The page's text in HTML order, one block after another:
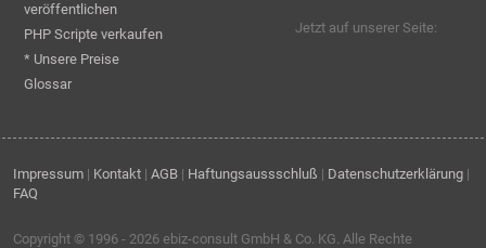
veröffentlichen
PHP Scripte verkaufen
* Unsere Preise
Glossar
Jetzt auf unserer Seite:
Impressum | Kontakt | AGB | Haftungsaussschluß | Datenschutzerklärung |
FAQ
Copyright © 1996 - 2026 ebiz-consult GmbH & Co. KG . Alle Rechte